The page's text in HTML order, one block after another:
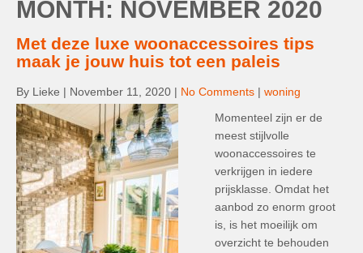
MONTH: NOVEMBER 2020
Met deze luxe woonaccessoires tips
maak je jouw huis tot een paleis
By Lieke | November 11, 2020 | No Comments | woning
Momenteel zijn er de
meest stijlvolle
woonaccessoires te
verkrijgen in iedere
prijsklasse. Omdat het
aanbod zo enorm groot
is, is het moeilijk om
overzicht te behouden